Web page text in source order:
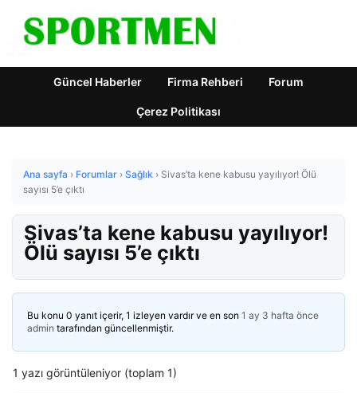
Güncel Haberler Firma Rehberi Forum
Çerez Politikası
Ana sayfa › Forumlar › Sağlık › Sivas’ta kene kabusu yayılıyor! Ölü
sayısı 5’e çıktı
Sivas’ta kene kabusu yayılıyor!
Ölü sayısı 5’e çıktı
Bu konu 0 yanıt içerir, 1 izleyen vardır ve en son 1 ay 3 hafta önce
admin tarafından güncellenmiştir.
1 yazı görüntüleniyor (toplam 1)